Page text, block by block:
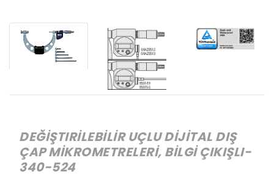
DEĞİŞTIRİLEBİLİR UÇLU DİJİTAL DIŞ
ÇAP MİKROMETRELERİ, BİLGİ ÇIKIŞLI-
340-524